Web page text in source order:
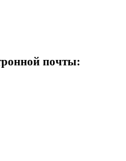
почты: